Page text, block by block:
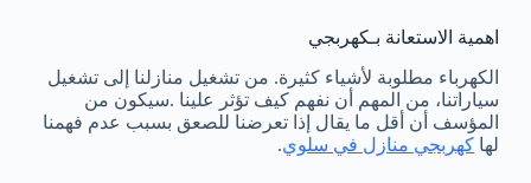
اهمية الاستعانة بـكهربجي
الكهرباء مطلوبة لأشياء كثيرة. من تشغيل منازلنا إلى تشغيل
سياراتنا، من المهم أن نفهم كيف تؤثر علينا .سيكون من
المؤسف أن أقل ما يقال إذا تعرضنا للصعق بسبب عدم فهمنا
لها كهربجي منازل في سلوي.